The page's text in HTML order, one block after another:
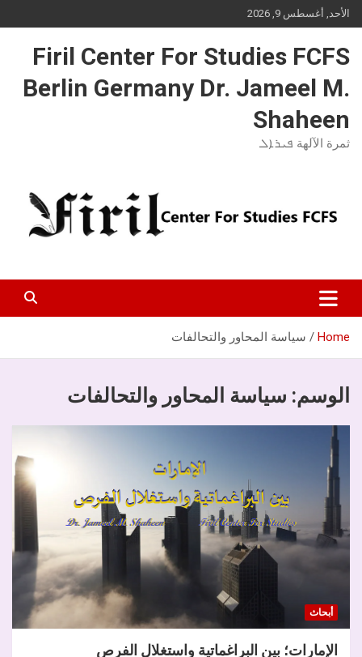
Skip
to
الأحد, أغسطس 9, 2026
Firil Center For Studies FCFS
Berlin Germany Dr. Jameel M.
Shaheen
ثمرة الآلهة ܦܝܪܐܠ
Home سياسة المحاور والتحالفات
الوسم: سياسة المحاور والتحالفات
أبحاث
الإمارات؛ بين البراغماتية واستغلال الفرص